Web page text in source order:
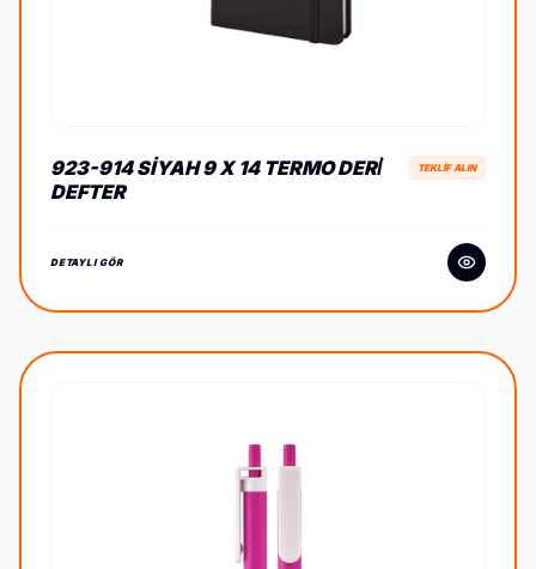
923-914 SIYAH 9 X 14 TERMO DERİ
DEFTER
TEKLİF ALIN
DETAYLI GÖR